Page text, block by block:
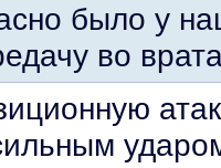
было у
во